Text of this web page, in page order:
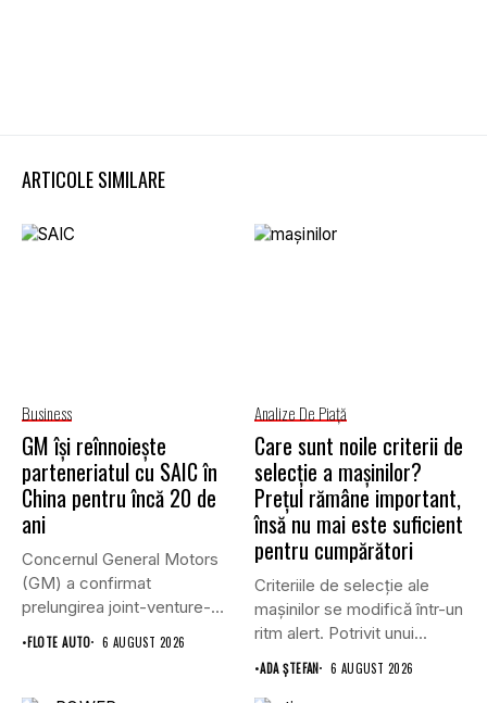
ARTICOLE SIMILARE
Business
GM își reînnoiește
parteneriatul cu SAIC în
China pentru încă 20 de
ani
Concernul General Motors
(GM) a confirmat
prelungirea joint-venture-
•FLOTE AUTO 6 AUGUST 2026
Analize De Piață
Care sunt noile criterii de
selecție a mașinilor?
Prețul rămâne important,
însă nu mai este suficient
pentru cumpărători
Criteriile de selecție ale
mașinilor se modifică într-un
ritm alert. Potrivit unui...
•ADA ȘTEFAN 6 AUGUST 2026